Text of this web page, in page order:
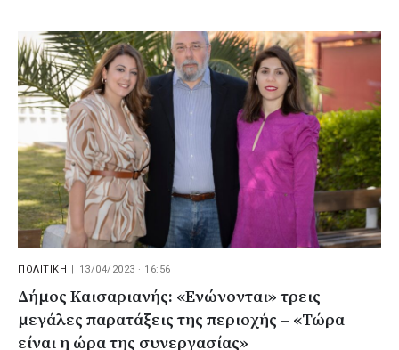
ΠΟΛΙΤΙΚΗ | 13/04/2023 · 16:56
Δήμος Καισαριανής: «Ενώνονται» τρεις
μεγάλες παρατάξεις της περιοχής – «Τώρα
είναι η ώρα της συνεργασίας»